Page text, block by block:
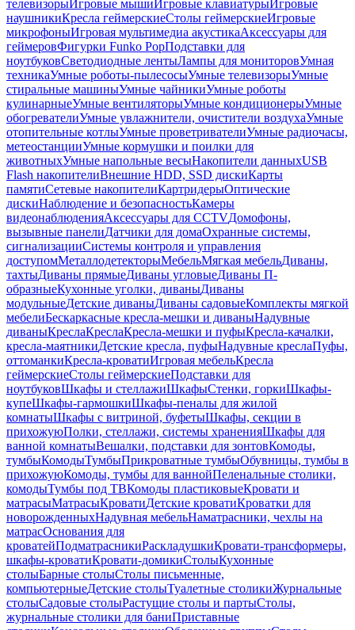
телевизорыИгровые мышиИгровые клавиатурыИгровые
наушникиКресла геймерскиеСтолы геймерскиеИгровые
микрофоныИгровая мультимедиа акустикаАксессуары для
геймеровФигурки Funko PopПодставки для
ноутбуковСветодиодные лентыЛампы для мониторовУмная
техникаУмные роботы-пылесосыУмные телевизорыУмные
стиральные машиныУмные чайникиУмные роботы
кулинарныеУмные вентиляторыУмные кондиционерыУмные
обогревателиУмные увлажнители, очистители воздухаУмные
отопительные котлыУмные проветривателиУмные радиочасы,
метеостанцииУмные кормушки и поилки для
животныхУмные напольные весыНакопители данныхUSB
Flash накопителиВнешние HDD, SSD дискиКарты
памятиСетевые накопителиКартридерыОптические
дискиНаблюдение и безопасностьКамеры
видеонаблюденияАксессуары для CCTVДомофоны,
вызывные панелиДатчики для домаОхранные системы,
сигнализацииСистемы контроля и управления
доступомМеталлодетекторыМебельМягкая мебельДиваны,
тахтыДиваны прямыеДиваны угловыеДиваны П-
образныеКухонные уголки, диваныДиваны
модульныеДетские диваныДиваны садовыеКомплекты мягкой
мебелиБескаркасные кресла-мешки и диваныНадувные
диваныКреслаКреслаКресла-мешки и пуфыКресла-качалки,
кресла-маятникиДетские кресла, пуфыНадувные креслаПуфы,
оттоманкиКресла-кроватиИгровая мебельКресла
геймерскиеСтолы геймерскиеПодставки для
ноутбуковШкафы и стеллажиШкафыСтенки, горкиШкафы-
купеШкафы-гармошкиШкафы-пеналы для жилой
комнатыШкафы с витриной, буфетыШкафы, секции в
прихожуюПолки, стеллажи, системы храненияШкафы для
ванной комнатыВешалки, подставки для зонтовКомоды,
тумбыКомодыТумбыПрикроватные тумбыОбувницы, тумбы в
прихожуюКомоды, тумбы для ваннойПеленальные столики,
комодыТумбы под ТВКомоды пластиковыеКровати и
матрасыМатрасыКроватиДетские кроватиКроватки для
новорожденныхНадувная мебельНаматрасники, чехлы на
матрасОснования для
кроватейПодматрасникиРаскладушкиКровати-трансформеры,
шкафы-кроватиКровати-домикиСтолыКухонные
столыБарные столыСтолы письменные,
компьютерныеДетские столыТуалетные столикиЖурнальные
столыСадовые столыРастущие столы и партыСтолы,
журнальные столики для баниПриставные